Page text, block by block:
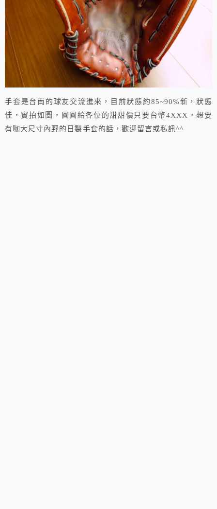
手套是台南的球友交流進來，目前狀態約85~90%新，狀態
佳，實拍如圖，圓圓給各位的甜甜價只要台幣4XXX，想要
有咖大尺寸內野的日製手套的話，歡迎留言或私訊^^